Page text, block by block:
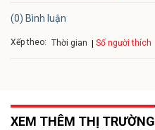
(0) Bình luận
Xếp theo: Thời gian Số người thích
XEM THÊM THỊ TRƯỜNG